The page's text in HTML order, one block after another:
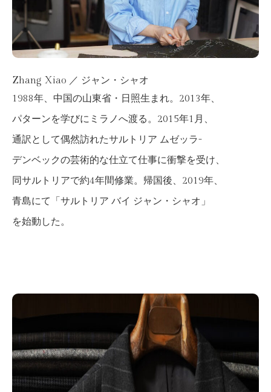
Zhang Xiao ／ ジャン・シャオ
1988年、中国の山東省・日照生まれ。2013年、
パターンを学びにミラノへ渡る。2015年1月、
通訳として偶然訪れたサルトリア ムゼッラ-
デンベックの芸術的な仕立て仕事に衝撃を受け、
同サルトリアで約4年間修業。帰国後、2019年、
青島にて「サルトリア バイ ジャン・シャオ」
を始動した。